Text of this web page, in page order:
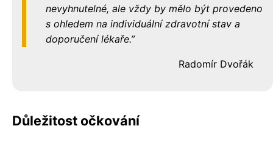
nevyhnutelné, ale vždy by mělo být provedeno
s ohledem na individuální zdravotní stav a
doporučení lékaře.
Radomír Dvořák
Důležitost očkování